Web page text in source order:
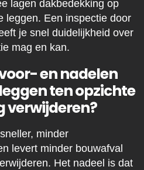
lagen dakbedekking op
leggen. Een inspectie door
je snel duidelijkheid over
mag en kan.
en nadelen
ten opzichte
verwijderen?
minder
levert minder bouwafval
Het nadeel is dat